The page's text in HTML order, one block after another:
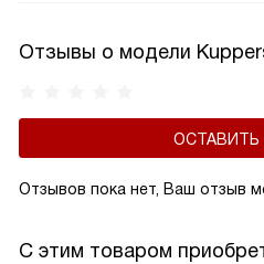
Отзывы о модели
Отзывов пока нет, Ваш отзыв
С этим товаром